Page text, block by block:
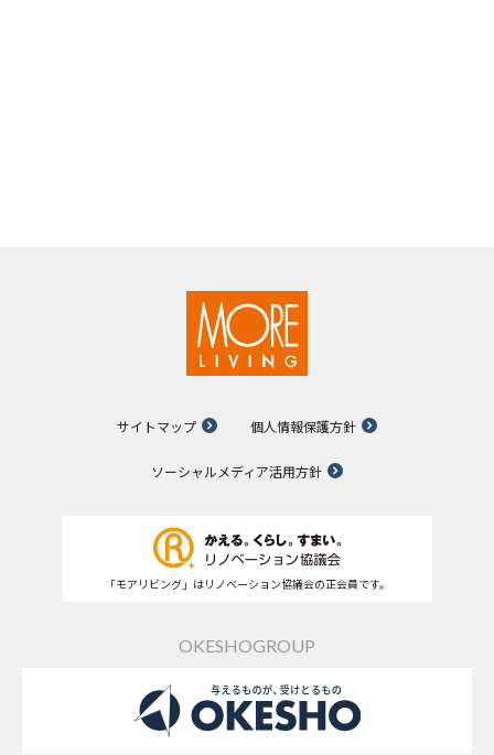
サイトマップ 個人情報保護方針
ソーシャルメディア活用方針
「モアリビング」はリノベーション協議会の正会員です。
OKESHOGROUP